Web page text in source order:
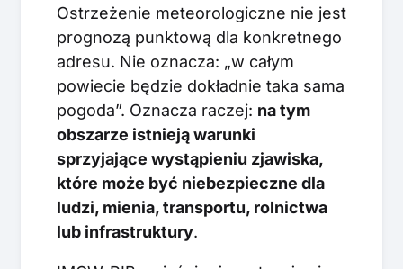
Ostrzeżenie meteorologiczne nie jest
prognozą punktową dla konkretnego
adresu. Nie oznacza: „w całym
powiecie będzie dokładnie taka sama
pogoda”. Oznacza raczej: na tym
obszarze istnieją warunki
sprzyjające wystąpieniu zjawiska,
które może być niebezpieczne dla
ludzi, mienia, transportu, rolnictwa
lub infrastruktury.